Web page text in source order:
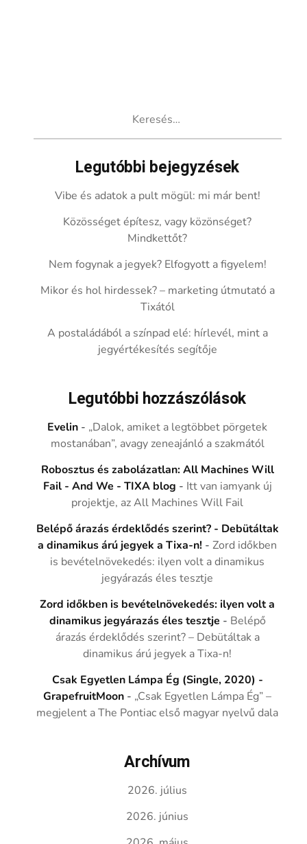
Legutóbbi bejegyzések
Vibe és adatok a pult mögül: mi már bent!
Közösséget építesz, vagy közönséget?
Mindkettőt?
Nem fogynak a jegyek? Elfogyott a figyelem!
Mikor és hol hirdessek? – marketing útmutató a
Tixától
A postaládából a színpad elé: hírlevél, mint a
jegyértékesítés segítője
Legutóbbi hozzászólások
Evelin - „Dalok, amiket a legtöbbet pörgetek
mostanában”, avagy zeneajánló a szakmától
Robosztus és zabolázatlan: All Machines Will
Fail - And We - TIXA blog - Itt van iamyank új
projektje, az All Machines Will Fail
Belépő árazás érdeklődés szerint? - Debütáltak
a dinamikus árú jegyek a Tixa-n! -Zord időkben
is bevételnövekedés: ilyen volt a dinamikus
jegyárazás éles tesztje
Zord időkben is bevételnövekedés: ilyen volt a
dinamikus jegyárazás éles tesztje - Belépő
árazás érdeklődés szerint? – Debütáltak a
dinamikus árú jegyek a Tixa-n!
Csak Egyetlen Lámpa Ég (Single, 2020) -
GrapefruitMoon - „Csak Egyetlen Lámpa Ég” –
megjelent a The Pontiac első magyar nyelvű dala
Archívum
2026. július
2026. június